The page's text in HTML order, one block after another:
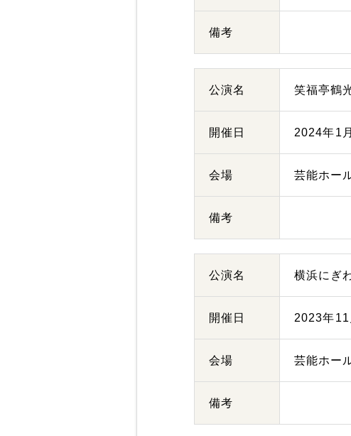
備考
公演名 笑福亭鶴
開催日 2024年1
会場 芸能ホー
備考
公演名 横浜にぎ
開催日 2023年
会場 芸能ホー
備考